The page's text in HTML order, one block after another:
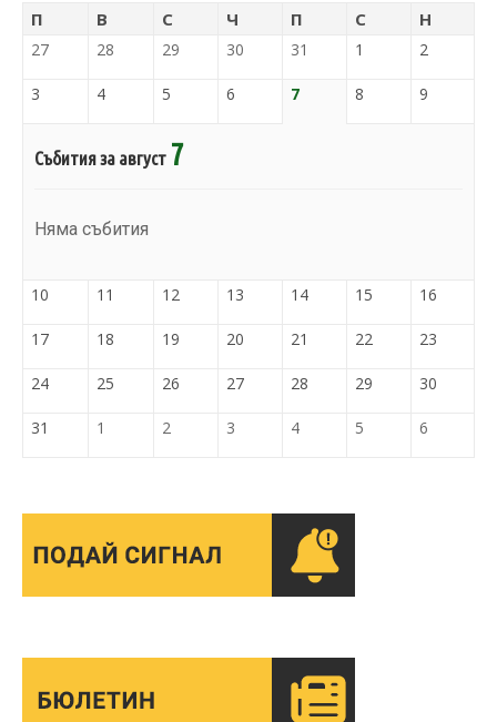
П В С Ч П С Н
27 28 29 30 31 1 2
3 4 5 6 7 8 9
Събития за август 7
Няма събития
10 11 12 13 14 15 16
17 18 19 20 21 22 23
24 25 26 27 28 29 30
31 1 2 3 4 5 6